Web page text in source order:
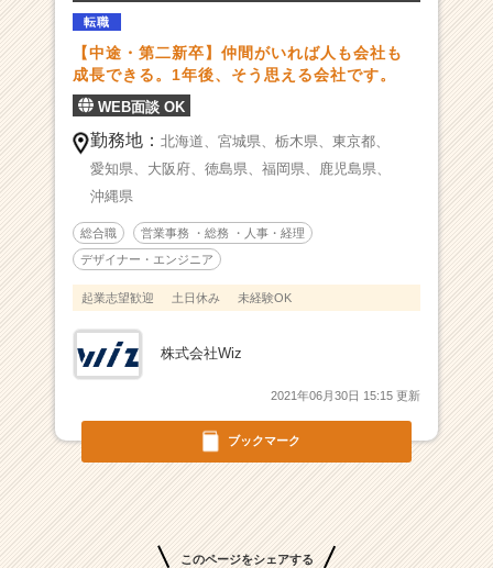
チ
ャ
課
題
を
D
で
解
決
す
I
T
ブックマーク
転職
【中途・第二新卒】仲間がいれば人も会社も
成長できる。1年後、そう思える会社です。
WEB面談 OK
勤務地： 北海道、 宮城県、 栃木県、 東京都、
愛知県、 大阪府、 徳島県、 福岡県、
鹿児島県、
沖縄県
総合職 営業事務 ・総務 ・人事・経理
デザイナー・エンジニア
起業志望歓迎 土日休み 未経験OK
株式会社Wiz
2021年06月30日 15:15 更新
このページをシェアする